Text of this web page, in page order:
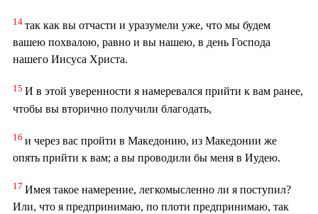
14 так как вы отчасти и уразумели уже, что мы будем
вашею похвалою, равно и вы нашею, в день Господа
нашего Иисуса Христа.
15 И в этой уверенности я намеревался прийти к вам ранее,
чтобы вы вторично получили благодать,
16 и через вас пройти в Македонию, из Македонии же
опять прийти к вам; а вы проводили бы меня в Иудею.
17 Имея такое намерение, легкомысленно ли я поступил?
Или, что я предпринимаю, по плоти предпринимаю, так